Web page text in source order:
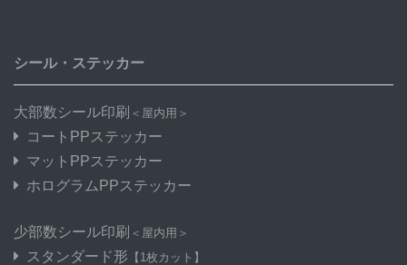
シール・ステッカー
大部数シール印刷 ＜屋内用＞
コートPPステッカー
マットPPステッカー
ホログラムPPステッカー
少部数シール印刷 ＜屋内用＞
スタンダード形 【1枚カット】